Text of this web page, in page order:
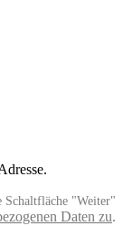
"Weiter"
Daten zu.